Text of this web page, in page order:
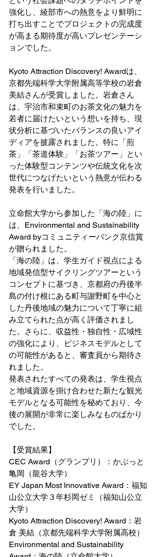
強化し、綾部市への熱意をより鮮明に
打ち出すことでプロジェクトの完成度
が高まる期待度が高いプレゼンテーシ
ョンでした。
Kyoto Attraction Discovery! Awardは、
京都先端科学⼤学附属⾼等学校の岩倉
美結さんが受賞しました。岩倉さん
は、宇治市和束町のお茶文化の魅力を
若者に届けたいという想いを持ち、現
状分析に基づいたバランスの良いアイ
ディアを披露されました。特に「煎
茶」「茶道体験」「お茶ツアー」とい
った体験型コンテンツや伝統文化を次
世代につなげたいという熱意が伝わる
発表を行いました。
立命館大学から参加した「海の陸」に
は、Environmental and Sustainability
Award byコミュニティーバンク京信賞
が贈られました。
「海の陸」は、学生ガイド視点による
地域発信型サイクリングツアーという
コンセプトに基づき、京都府の丹後半
島の付け根にある町与謝野町を中心と
した丹後地域の魅力について丁寧に組
み立てられた点が高く評価されまし
た。さらに、収益性・独自性・広域性
の強化により、ビジネスモデルとして
の可能性があると、審査員から期待さ
れました。
発表されたすべての発表は、学生視点
と地域資源を掛け合わせた新たな観光
モデルとなる可能性を秘めており、今
後の展開が非常に楽しみなものばかり
でした。
【受賞結果】
CEC Award（グランプリ）：かぶっと
亀岡（龍谷大学）
EY Japan Most Innovative Award：福知
山公立大学３年杉岡ゼミ（福知山公立
大学）
Kyoto Attraction Discovery! Award：岩
倉 美結（京都先端科学大学附属高校）
Environmental and Sustainability